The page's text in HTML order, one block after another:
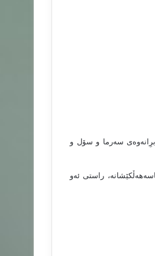
برِانه‌وه‌ى سه‌رما و سۆل و
راستى ئه‌و